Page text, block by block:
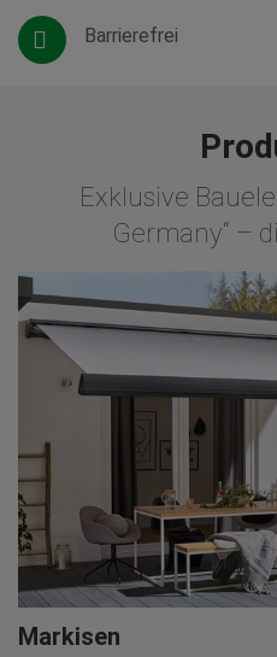
Barrierefrei
Exklusive
Germany“ –
Markisen